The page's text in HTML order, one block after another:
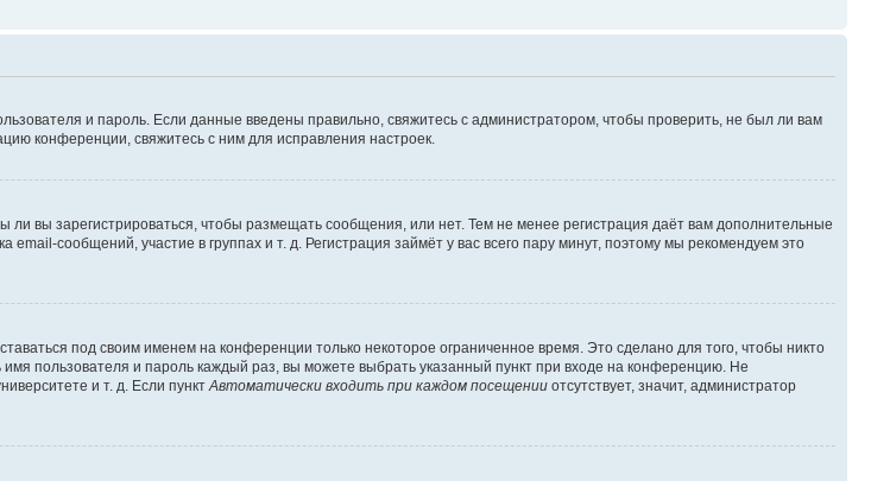
и пароль. Если данные введены правильно, свяжитесь с администратором, чтобы проверить, не был ли вам
конференции, свяжитесь с ним для исправления настроек.
вы зарегистрироваться, чтобы размещать сообщения, или нет. Тем не менее регистрация даёт вам дополнительные
сообщений, участие в группах и т. д. Регистрация займёт у вас всего пару минут, поэтому мы рекомендуем это
под своим именем на конференции только некоторое ограниченное время. Это сделано для того, чтобы никто
пользователя и пароль каждый раз, вы можете выбрать указанный пункт при входе на конференцию. Не
и т. д. Если пунктАвтоматически входить при каждом посещении отсутствует, значит, администратор